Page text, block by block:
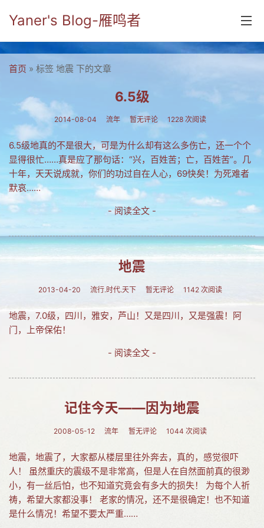
Yaner's Blog-雁鸣者
分类
yaner online
毕业留言册
流年
五笔难啊
流行.时代.天下
收藏.经典
链接
归档
首页 » 标签 地震 下的文章
6.5级
2014-08-04 流年 暂无评论 1228 次阅读
6.5级地真的不是很大，可是为什么却有这么多伤亡，还一个个
显得很忙……真是应了那句话：“兴，百姓苦；亡，百姓苦”。几
十年，天天说成就，你们的功过自在人心，69快矣！为死难者
默哀……
- 阅读全文 -
地震
2013-04-20 流行.时代.天下 暂无评论 1142 次阅读
地震，7.0级，四川，雅安，芦山！又是四川，又是强震！阿
门，上帝保佑！
- 阅读全文 -
记住今天——因为地震
2008-05-12 流年 暂无评论 1044 次阅读
地震，地震了，大家都从楼层里往外奔去，真的，感觉很吓
人！ 虽然重庆的震级不是非常高，但是人在自然面前真的很渺
小，有一丝后怕，也不知道究竟会有多大的损失！ 为每个人祈
祷，希望大家都没事！ 老家的情况，还不是很确定！也不知道
是什么情况！希望不要太严重……